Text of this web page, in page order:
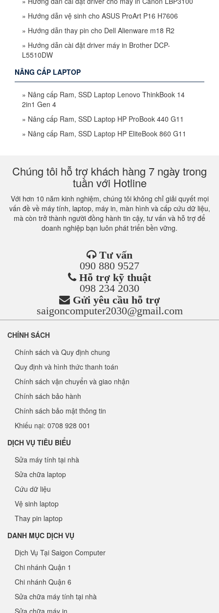
» Hướng dẫn vệ sinh cho ASUS ProArt P16 H7606
» Hướng dẫn thay pin cho Dell Alienware m18 R2
» Hướng dẫn cài đặt driver máy in Brother DCP-
L5510DW
NÂNG CẤP LAPTOP
» Nâng cấp Ram, SSD Laptop Lenovo ThinkBook 14
2in1 Gen 4
» Nâng cấp Ram, SSD Laptop HP ProBook 440 G11
» Nâng cấp Ram, SSD Laptop HP EliteBook 860 G11
Chúng tôi hỗ trợ khách hàng 7 ngày trong
tuần với Hotline
Với hơn 10 năm kinh nghiệm, chúng tôi không chỉ giải quyết mọi
vấn đề về máy tính, laptop, máy in, màn hình và cấp cứu dữ liệu,
mà còn trở thành người đồng hành tin cậy, tư vấn và hỗ trợ để
doanh nghiệp bạn luôn phát triển bền vững.
Tư vấn
090 880 9527
Hỗ trợ kỹ thuật
098 234 2030
Gửi yêu cầu hỗ trợ
saigoncomputer2030@gmail.com
CHÍNH SÁCH
Chính sách và Quy định chung
Quy định và hình thức thanh toán
Chính sách vận chuyển và giao nhận
Chính sách bảo hành
Chính sách bảo mật thông tin
Khiếu nại: 0708 928 001
DỊCH VỤ TIÊU BIỂU
Sửa máy tính tại nhà
Sửa chữa laptop
Cứu dữ liệu
Vệ sinh laptop
Thay pin laptop
DANH MỤC DỊCH VỤ
Dịch Vụ Tại Saigon Computer
Chi nhánh Quận 1
Chi nhánh Quận 6
Sửa chữa máy tính tại nhà
Sửa chữa máy in